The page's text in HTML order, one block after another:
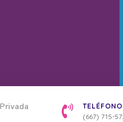
TELÉFONO
(667) 715-